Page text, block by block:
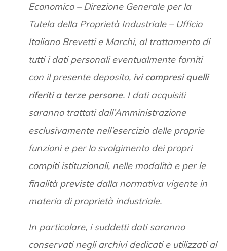
Economico – Direzione Generale per la
Tutela della Proprietà Industriale – Ufficio
Italiano Brevetti e Marchi, al trattamento di
tutti i dati personali eventualmente forniti
con il presente deposito, ivi compresi quelli
riferiti a terze persone. I dati acquisiti
saranno trattati dall’Amministrazione
esclusivamente nell’esercizio delle proprie
funzioni e per lo svolgimento dei propri
compiti istituzionali, nelle modalità e per le
finalità previste dalla normativa vigente in
materia di proprietà industriale.
In particolare, i suddetti dati saranno
conservati negli archivi dedicati e utilizzati al